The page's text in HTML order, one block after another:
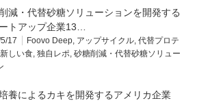
減・代替砂糖ソリューションを開発する
トアップ企業13…
17 Foovo Deep, アップサイクル, 代替プロテ
新しい食, 独自レポ, 砂糖削減・代替砂糖ソリュー
養によるカキを開発するアメリカ企業